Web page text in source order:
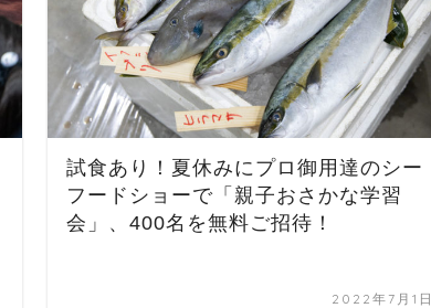
試食あり！夏休みにプロ御用達のシー
フードショーで「親子おさかな学習
会」、400名を無料ご招待！
2022年7月1日